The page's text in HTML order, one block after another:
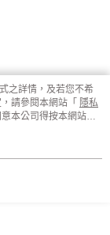
之詳情，及若您不希
請參閱本網站「 隱私
本公司得按本網站使